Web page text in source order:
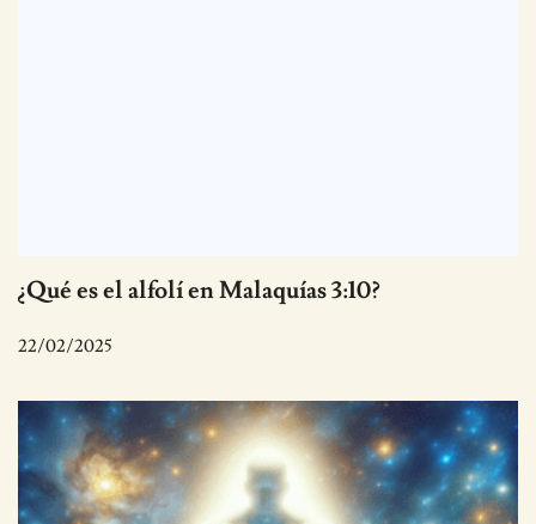
¿Qué es el alfolí en Malaquías 3:10?
22/02/2025